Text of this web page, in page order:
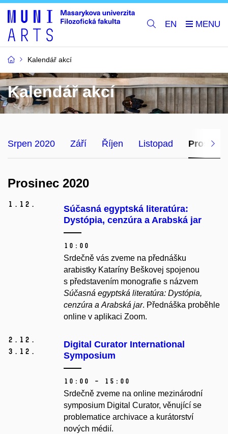
EN
Kalendář akcí
Kalendář akcí
Srpen 2020 Září Říjen Listopad Prosinec
Prosinec 2020
1. 12.
Súčasná egyptská literatúra:
Dystópia, cenzúra a Arabská jar
10:00
Srdečně vás zveme na přednášku
arabistky Kataríny Beškovej spojenou
s představením monografie s názvem
Súčasná egyptská literatúra: Dystópia,
cenzúra a Arabská jar. Přednáška proběhle
online v aplikaci Zoom.
2. 12.
3. 12.
Digital Curator International
Symposium
10:00 – 15:00
Srdečně zveme na online mezinárodní
symposium Digital Curator, věnující se
problematice archivace a kurátorství
nových médií.